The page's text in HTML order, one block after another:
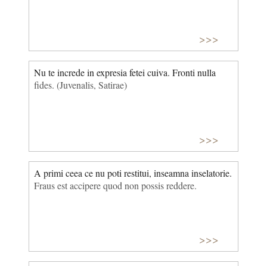
>>>
Nu te increde in expresia fetei cuiva. Fronti nulla
fides. (Juvenalis, Satirae)
>>>
A primi ceea ce nu poti restitui, inseamna inselatorie.
Fraus est accipere quod non possis reddere.
>>>